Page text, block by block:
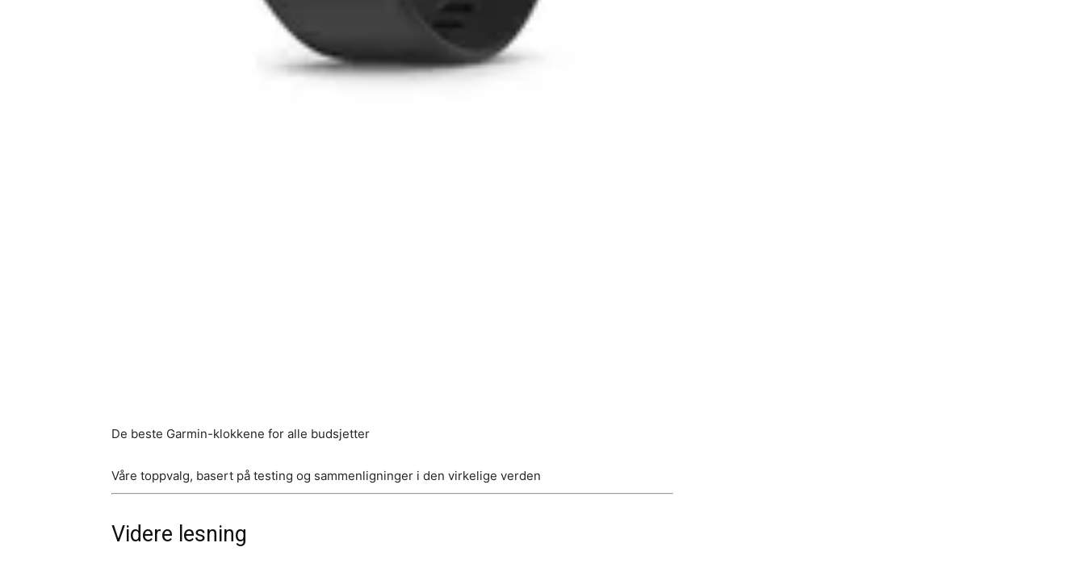
De beste Garmin-klokkene for alle budsjetter
Våre toppvalg, basert på testing og sammenligninger i den virkelige verden
Videre lesning